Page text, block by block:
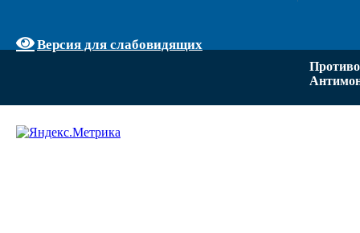
Версия для слабовидящих